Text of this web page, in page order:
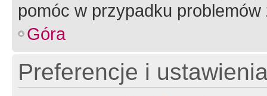
pomóc w przypadku
Góra
Preferencje i